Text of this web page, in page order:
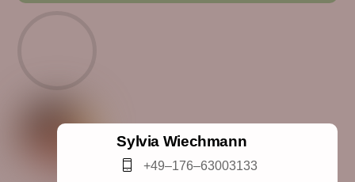
Sylvia Wiechmann
+49–176–63003133